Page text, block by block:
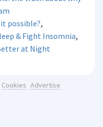
possible?,
& Fight Insomnia,
at Night
Cookies Advertise